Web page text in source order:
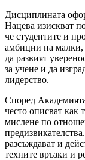
Дисциплината
Нацева изискват
че студентите и
амбиции на
да развият
за учене и да
лидерство.
Според
често описват как
мислене по
разсъждават и
техните връзки и